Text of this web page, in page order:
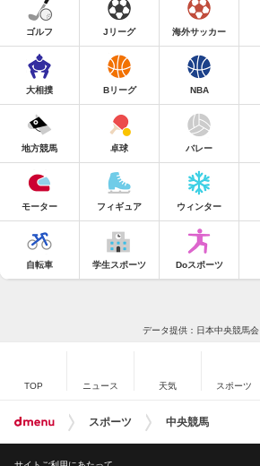
ゴルフ Jリーグ 海外サッカー
大相撲 Bリーグ NBA
地方競馬 卓球 バレー
モーター フィギュア ウィンター
自転車 学生スポーツ Doスポーツ
データ提供：日本中央競馬会
TOP ニュース 天気 スポーツ
スポーツ 中央競馬